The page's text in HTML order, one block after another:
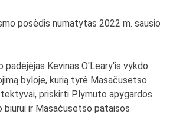
posėdis numatytas 2022 m. sausio
padėjėjas Kevinas O'Leary'is vykdo
byloje, kurią tyrė Masačusetso
priskirti Plymuto apygardos
biurui ir Masačusetso pataisos